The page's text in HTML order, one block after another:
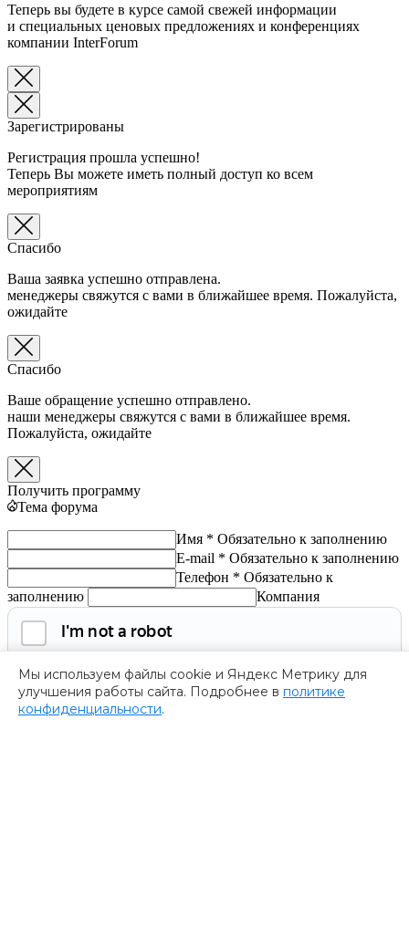
Мы используем файлы cookie и Яндекс Метрику для
улучшения работы сайта. Подробнее в политике
конфиденциальности.
Теперь вы будете в курсе самой свежей информации
и специальных ценовых предложениях и конференциях
компании InterForum
Зарегистрированы
Регистрация прошла успешно!
Теперь Вы можете иметь полный доступ ко всем
мероприятиям
Спасибо
Ваша заявка успешно отправлена.
менеджеры свяжутся с вами в ближайшее время. Пожалуйста,
ожидайте
Спасибо
Ваше обращение успешно отправлено.
наши менеджеры свяжутся с вами в ближайшее время.
Пожалуйста, ожидайте
Получить программу
Тема форума
Имя * Обязательно к заполнению
E-mail * Обязательно к заполнению
Телефон * Обязательно к
заполнению
Компания